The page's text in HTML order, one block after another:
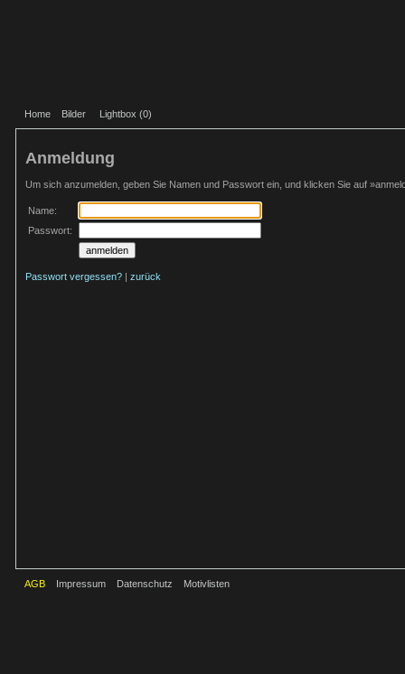
Home Bilder Lightbox (0)
AGB Impressum Datenschutz Motivlisten
Anmeldung
Um sich anzumelden, geben Sie Namen und Passwort ein, und klicken Sie auf
Name:
Passwort:
Passwort vergessen? | zurück